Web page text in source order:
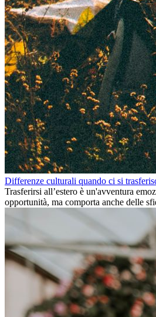
Differenze culturali quando ci si
Trasferirsi all’estero è un'avventura
opportunità, ma comporta anche delle
tratta di differenze culturali. Che tu stia
lavoro, per studio, o semplicemente per
una nuova cultura richiede tempo.
abbracciare nuovi modi di vivere è la
successo.